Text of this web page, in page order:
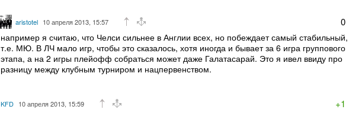
aristotel 10 апреля 2013, 15:57 0
например я считаю, что Челси сильнее в Англии всех, но побеждает самый стабильный,
т.е. МЮ. В ЛЧ мало игр, чтобы это сказалось, хотя иногда и бывает за 6 игра группового
этапа, а на 2 игры плейофф собраться может даже Галатасарай. Это я ивел ввиду про
разницу между клубным турниром и нацпервенством.
KFD 10 апреля 2013, 15:59 +1